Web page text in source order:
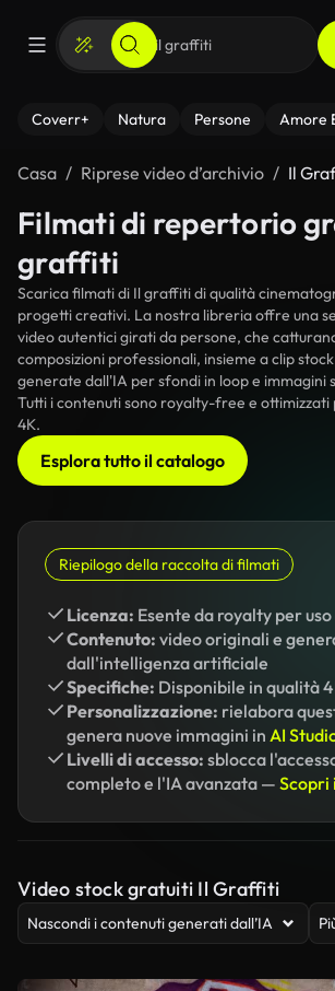
Coverr+ Natura Persone Amore
Casa Riprese video d’archivio Il
Filmati di repertorio
graffiti
Scarica filmati di Il graffiti di qualità
progetti creativi. La nostra libreria offre una
video autentici girati da persone, che
composizioni professionali, insieme a clip
generate dall'IA per sfondi in loop e immagini
Tutti i contenuti sono royalty-free e ottimizzati
4K.
Esplora tutto il catalogo
Riepilogo della raccolta di filmati
Licenza: Esente da royalty per
Contenuto: video originali e
dall'intelligenza artificiale
Specifiche: Disponibile in qualità
Personalizzazione: rielabora
genera nuove immagini in AI
Livelli di accesso: sblocca
completo e l'IA avanzata — Scopri
Video stock gratuiti Il Graffiti
Nascondi i contenuti generati dall’IA